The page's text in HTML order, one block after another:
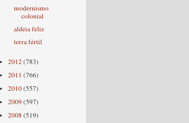
modernismo
colonial
aldeia feliz
terra fértil
2012(783)
2011 (766)
2010(557)
2009(597)
2008 (519)